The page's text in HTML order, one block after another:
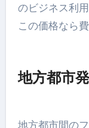
のビジネス利
この価格なら
地方都市
地方都市間の